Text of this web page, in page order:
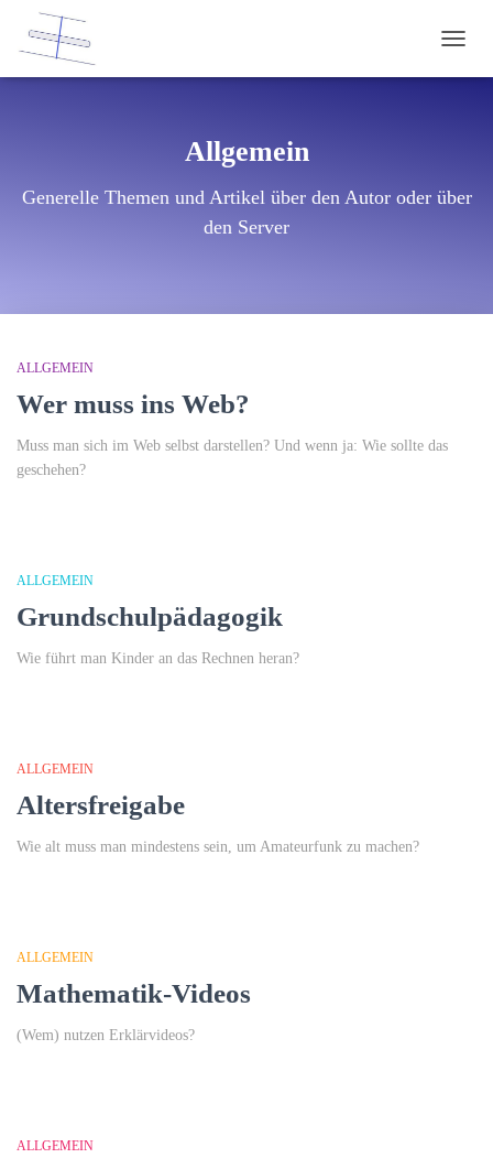
Allgemein
Generelle Themen und Artikel über den Autor oder über
den Server
ALLGEMEIN
Wer muss ins Web?
Muss man sich im Web selbst darstellen? Und wenn ja: Wie sollte das
geschehen?
ALLGEMEIN
Grundschulpädagogik
Wie führt man Kinder an das Rechnen heran?
ALLGEMEIN
Altersfreigabe
Wie alt muss man mindestens sein, um Amateurfunk zu machen?
ALLGEMEIN
Mathematik-Videos
(Wem) nutzen Erklärvideos?
ALLGEMEIN